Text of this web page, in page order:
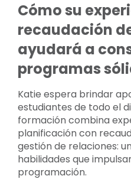
Cómo su
recaudación
ayudará a
programas
Katie espera brindar
estudiantes de todo el
formación combina
planificación con
gestión de relaciones:
habilidades que
programación.